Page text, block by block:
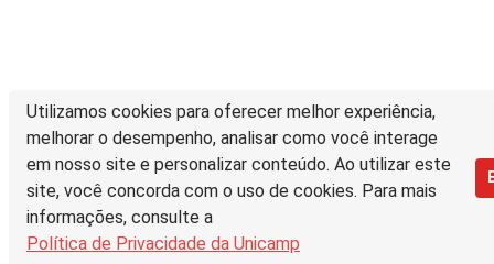
Utilizamos cookies para oferecer melhor experiência,
melhorar o desempenho, analisar como você interage
em nosso site e personalizar conteúdo. Ao utilizar este
site, você concorda com o uso de cookies. Para mais
informações, consulte a
Política de Privacidade da Unicamp